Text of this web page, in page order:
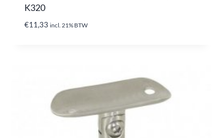
K320
€11,33 incl. 21% BTW